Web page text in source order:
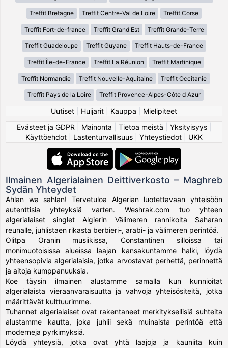
Treffit Bretagne Treffit Centre-Val de Loire Treffit Corse
Treffit Fort-de-france Treffit Grand Est Treffit Grande-Terre
Treffit Guadeloupe Treffit Guyane Treffit Hauts-de-France
Treffit Île-de-France Treffit La Réunion Treffit Martinique
Treffit Normandie Treffit Nouvelle-Aquitaine Treffit Occitanie
Treffit Pays de la Loire Treffit Provence-Alpes-Côte d Azur
Uutiset Huijarit Kauppa
Mielipiteet
Evästeet ja GDPR
Mainonta Tietoa meistä Yksityisyys|
Käyttöehdot
Lastenturvallisuus Yhteystiedot UKK
Ilmainen Algerialainen Deittiverkosto – Maghreb
Sydän Yhteydet
Ahlan wa sahlan! Tervetuloa Algerian luotettavaan yhteisöön
autenttisia yhteyksiä varten. Weshrak.com tuo yhteen
algerialaiset singlet Algierin Välimeren rannikolta Saharan
reunalle, juhlistaen rikasta berbieri-, arabi- ja välimeren perintöä.
Olitpa Oranin musiikissa, Constantinen silloissa tai
monimuotoisissa alueissa laajan kansakuntamme halki, löydä
yhteensopivia algerialaisia, jotka arvostavat perhettä, perinnettä
ja aitoja kumppanuuksia.
Koe täysin ilmainen alustamme samalla kun kunnioitat
algerialaista vieraanvaraisuutta ja vahvoja yhteisösiteitä, jotka
määrittävät kulttuurimme.
Tuhannet algerialaiset ovat rakentaneet merkityksellisiä suhteita
alustamme kautta, joka juhlii sekä muinaista perintöä että
moderneja pyrkimyksiä.
Löydä yhteysiä, jotka ovat yhtä laajoja ja kauniita kuin